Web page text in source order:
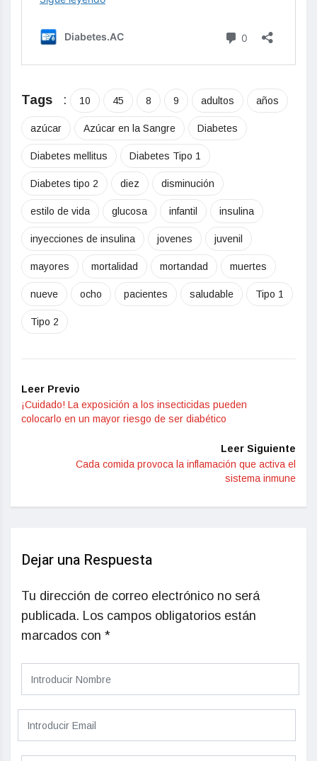
Tags : 10 45 8 9 adultos años
azúcar Azúcar en la Sangre Diabetes
Diabetes mellitus Diabetes Tipo 1
Diabetes tipo 2 diez disminución
estilo de vida glucosa infantil insulina
inyecciones de insulina jovenes juvenil
mayores mortalidad mortandad muertes
nueve ocho pacientes saludable Tipo 1
Tipo 2
Leer Previo
¡Cuidado! La exposición a los insecticidas pueden
colocarlo en un mayor riesgo de ser diabético
Leer Siguiente
Cada comida provoca la inflamación que activa el
sistema inmune
Dejar una Respuesta
Tu dirección de correo electrónico no será
publicada. Los campos obligatorios están
marcados con *